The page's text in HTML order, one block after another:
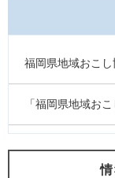
福岡県地域おこし
「福岡県地域お